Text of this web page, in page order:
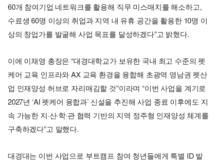
60개 참여기업 네트워크를 활용해 직무 미스매치를 해소하고,
수료생 60명 이상의 취업과 지역 내 유휴 공간을 활용한 10명 이
상의 창업가를 발굴해 사업 목표를 달성하겠다”고 밝혔다.
이에 이채영 총장은 “대경대학교가 보유한 국내 최고 수준의 펫
케어 교육 인프라와 AX 교육 환경을 융합해 초광역 영남권 펫산
업 인재양성 허브로 자리매김할 것”이라며 “이번 사업을 계기로
2027년 ‘AI 펫케어 융합과’ 신설을 추진해 사업 종료 이후에도 지
속 가능한 지·산·학·관 협력 기반의 지역 정주형 인재양성 체계를
구축하겠다”고 말했다.
대경대는 이번 사업으로 부트캠프 참여 청년들에게 특별 ID 발